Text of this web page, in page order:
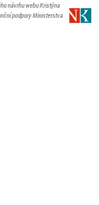
návrhu webu Kristýna
podpory Ministerstva